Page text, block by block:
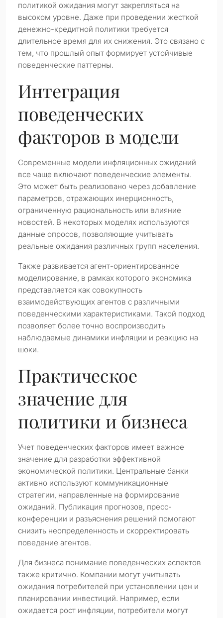
политикой ожидания могут закрепляться на
высоком уровне. Даже при проведении жесткой
денежно-кредитной политики требуется
длительное время для их снижения. Это связано с
тем, что прошлый опыт формирует устойчивые
поведенческие паттерны.
Интеграция
поведенческих
факторов в модели
Современные модели инфляционных ожиданий
все чаще включают поведенческие элементы.
Это может быть реализовано через добавление
параметров, отражающих инерционность,
ограниченную рациональность или влияние
новостей. В некоторых моделях используются
данные опросов, позволяющие учитывать
реальные ожидания различных групп населения.
Также развивается агент-ориентированное
моделирование, в рамках которого экономика
представляется как совокупность
взаимодействующих агентов с различными
поведенческими характеристиками. Такой подход
позволяет более точно воспроизводить
наблюдаемые динамики инфляции и реакцию на
шоки.
Практическое
значение для
политики и бизнеса
Учет поведенческих факторов имеет важное
значение для разработки эффективной
экономической политики. Центральные банки
активно используют коммуникационные
стратегии, направленные на формирование
ожиданий. Публикация прогнозов, пресс-
конференции и разъяснения решений помогают
снизить неопределенность и скорректировать
поведение агентов.
Для бизнеса понимание поведенческих аспектов
также критично. Компании могут учитывать
ожидания потребителей при установлении цен и
планировании инвестиций. Например, если
ожидается рост инфляции, потребители могут